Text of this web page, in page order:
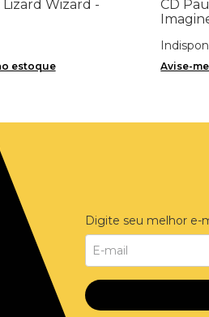
Wizard -
estoque
CD
Avise-
Digite seu melhor e-